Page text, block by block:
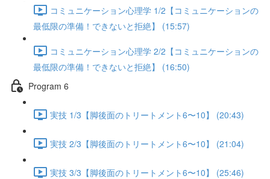
コミュニケーション心理学 1/2【コミュニケーションの
最低限の準備！できないと拒絶】 (15:57)
コミュニケーション心理学 2/2【コミュニケーションの
最低限の準備！できないと拒絶】 (16:50)
Program 6
実技 1/3【脚後面のトリートメント6〜10】 (20:43)
実技 2/3【脚後面のトリートメント6〜10】 (21:04)
実技 3/3【脚後面のトリートメント6〜10】 (25:46)